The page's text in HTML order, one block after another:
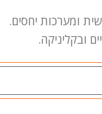
ומערכות יחסים.
ובקליניקה.